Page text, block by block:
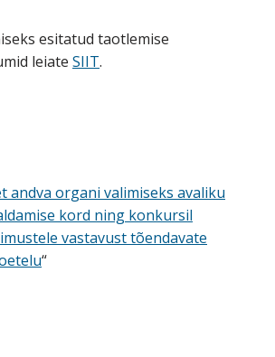
esitatud taotlemise
leiate SIIT.
andva organi valimiseks avaliku
kord ning konkursil
vastavust tõendavate
“